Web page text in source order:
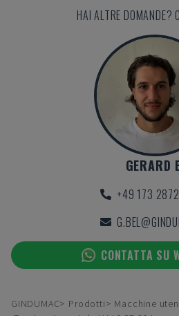
HAI ALTRE DOMANDE?
GERARD
+49 173
CONTATTA SU
GINDUMAC Prodotti
Macchine